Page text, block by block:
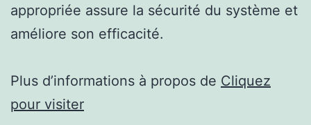
appropriée assure la sécurité du système et
améliore son efficacité.
Plus d’informations à propos de Cliquez
pour visiter